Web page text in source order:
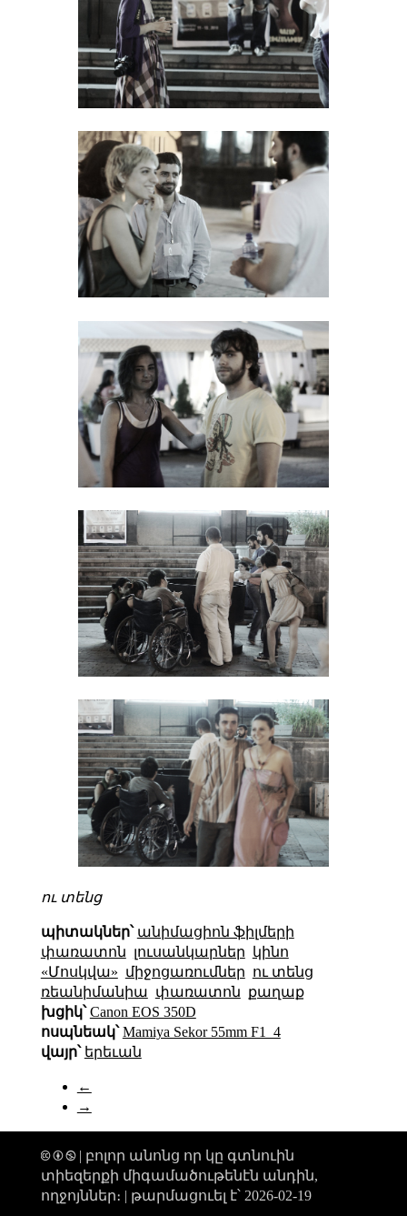
ու տենց
պիտակներ՝ անիմացիոն ֆիլմերի
փառատոն լուսանկարներ կինո
«Մոսկվա» միջոցառումներ ու տենց
ռեանիմանիա փառատոն քաղաք
խցիկ՝ Canon EOS 350D
ոսպնեակ՝ Mamiya Sekor 55mm F1_4
վայր՝ երեւան
←
→
🅭 🅯 🄏 | բոլոր անոնց որ կը գտնուին
տիեզերքի միգամածութենէն անդին,
ողջոյններ։ | թարմացուել է՝ 2026-02-19